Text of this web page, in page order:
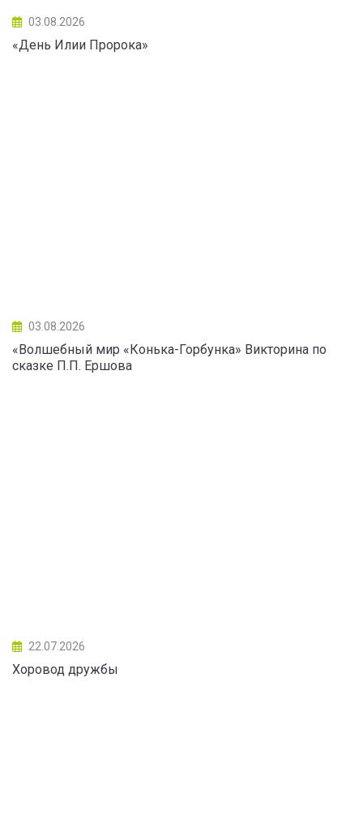
03.08.2026
«День Илии Пророка»
03.08.2026
«Волшебный мир «Конька-Горбунка» Викторина по
сказке П.П. Ершова
22.07.2026
Хоровод дружбы